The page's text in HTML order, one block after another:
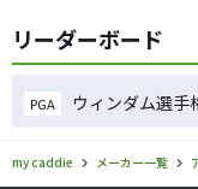
リーダーボード
PGA ウィンダム選手
my caddie メーカー一覧